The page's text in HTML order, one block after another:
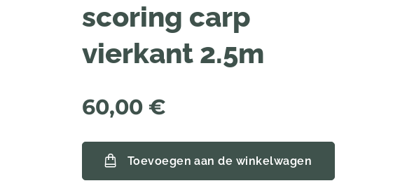
scoring carp
vierkant 2.5m
60,00 €
Toevoegen aan de winkelwagen